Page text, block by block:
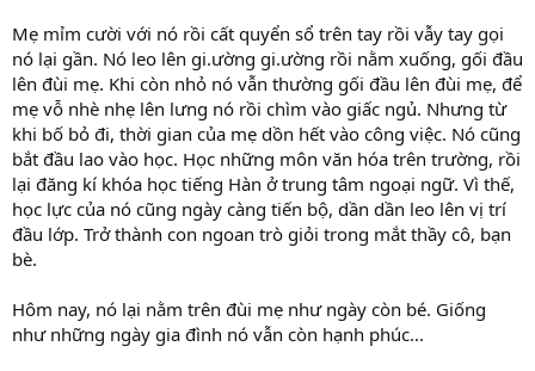
Mẹ mỉm cười với nó rồi cất quyển sổ trên tay rồi vẫy tay gọi
nó lại gần. Nó leo lên gi.ường gi.ường rồi nằm xuống, gối đầu
lên đùi mẹ. Khi còn nhỏ nó vẫn thường gối đầu lên đùi mẹ, để
mẹ vỗ nhè nhẹ lên lưng nó rồi chìm vào giấc ngủ. Nhưng từ
khi bố bỏ đi, thời gian của mẹ dồn hết vào công việc. Nó cũng
bắt đầu lao vào học. Học những môn văn hóa trên trường, rồi
lại đăng kí khóa học tiếng Hàn ở trung tâm ngoại ngữ. Vì thế,
học lực của nó cũng ngày càng tiến bộ, dần dần leo lên vị trí
đầu lớp. Trở thành con ngoan trò giỏi trong mắt thầy cô, bạn
bè.
Hôm nay, nó lại nằm trên đùi mẹ như ngày còn bé. Giống
như những ngày gia đình nó vẫn còn hạnh phúc...